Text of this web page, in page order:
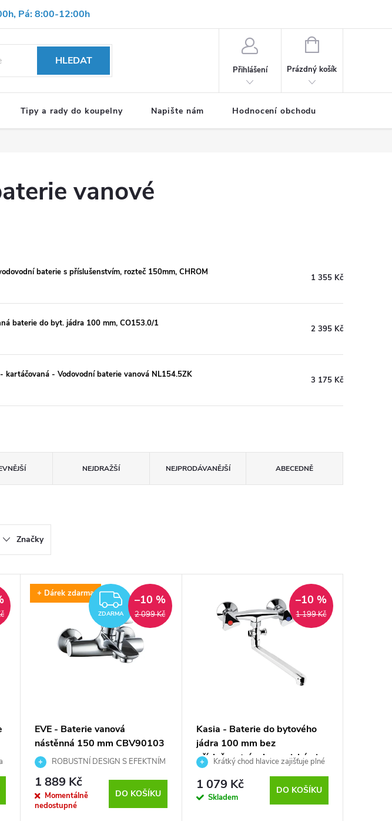
Pá: 8:00-12:00h
formulář OBCHODNÍ PODMÍNKY
HLEDAT
Přihlášení
NÁKUPNÍ
Prázdný košík
Tipy a rady do koupelny Napište nám Hodnocení obchodu
vanové
baterie s příslušenstvím, rozteč 150mm, CHROM
1 355 Kč
baterie do byt. jádra 100 mm, CO153.0/1
2 395 Kč
kartáčovaná - Vodovodní baterie vanová NL154.5ZK
3 175 Kč
NEJDRAŽŠÍ NEJPRODÁVANĚJŠÍ ABECEDNĚ
Značky
+ Dárek zdarma ZDARMA
ZDARMA 2 099 Kč
–10 %
EVE - Baterie vanová
nástěnná 150 mm CBV90103
ROBUSTNÍ DESIGN S EFEKTNÍM
RAMÍNKEM
1 889 Kč
Momentálně
nedostupné
DO KOŠÍKU
1 199 Kč
–10 %
Kasia - Baterie do bytového
jádra 100 mm bez
příslušenství, s keramickými
vršky (CBS602A03)
Krátký chod hlavice zajišťuje plné
otevření pootočením o 90°
1 079 Kč
Skladem
DO KOŠÍKU